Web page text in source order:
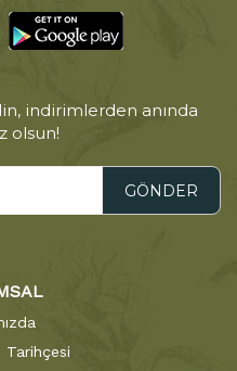
indirimlerden anında
olsun!
GÖNDER
Tarihçesi